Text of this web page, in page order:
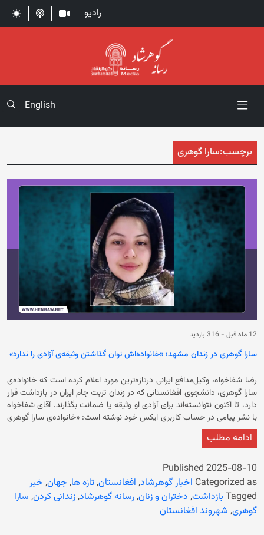
رادیو
English
برچسب:سارا گوهری
12 ماه قبل - 316 بازدید
سارا گوهری در زندان مشهد؛ «خانواده‌اش توان گذاشتن وثیقه‌ی آزادی را ندارد»
رضا شفاخواه، وکیل‌مدافع ایرانی درتازه‌ترین مورد اعلام کرده است که خانواده‌ی
سارا گوهری، دانشجوی افغانستانی که در زندان تربت جام ایران در بازداشت قرار
دارد، تا اکنون نتوانسته‌اند برای آزادی او وثیقه یا ضمانت بگذارند. آقای شفاخواه
با نشر پیامی در حساب کاربری ایکس خود نوشته است: «خانواده‌ی سارا گوهری
کرده است که خانواده‌ی سارا گوهری ساکن اصفهان‌ اند و برای دیدار دخترشان تا
شوند. قابل ذکر است که سارا گوهری، دانشجوی جامعه‌شناسی دانشگاه تهران
حدود یک ماه پیش در مرز تایباد توسط مأموران وزارت اطلاعات ایران بازداشت
شد. رضا شفاخواه قبلاً گفته بود که پرونده اتهامی او با عنوان «تبلیغ علیه نظام»
در دادسرای شهرستان تایباد در حال رسیدگی است. گوهری پیش از سفر به مرز
تایباد در اینستاگرامش اعلام کرده بود که برای انجام یک تحقیق مستقل درباره‌ی
ادامه مطلب
Published 2025-08-10
Categorized as اخبار گوهرشاد, افغانستان,تازه ها, جهان, خبر
Tagged بازداشت, دختران و زنان,رسانه گوهرشاد,زندانی کردن, سارا
گوهری, شهروند افغانستان